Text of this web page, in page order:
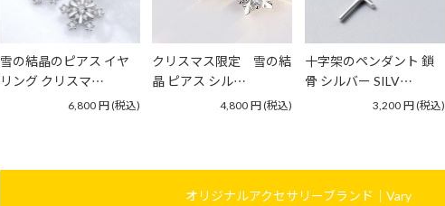
雪の結晶のピアス イヤ
リング クリスマ…
6,800円(税込)
クリスマス限定 雪の結
晶 ピアス シル…
4,800円(税込)
十字架のペンダント 鎖
骨 シルバー SILV…
3,200円(税込)
オリジナルアクセサリーブランド｜Vary